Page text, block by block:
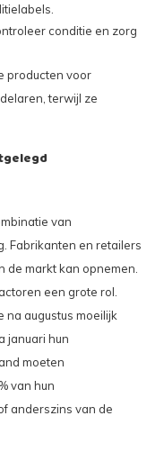
conditie en zorg
producten voor
terwijl ze
van
Fabrikanten en retailers
markt kan opnemen.
een grote rol.
na augustus moeilijk
januari hun
moeten
van hun
anderszins van de